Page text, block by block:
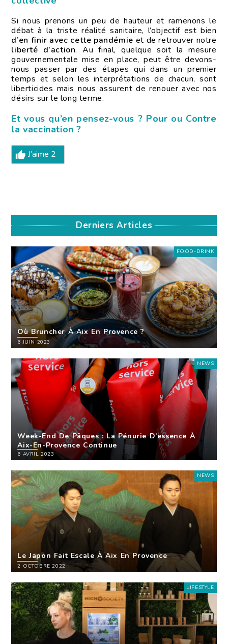
Si nous prenons un peu de hauteur et ramenons le
débat à la triste réalité sanitaire, l’objectif est bien
d’en finir avec cette pandémie et de retrouver notre
liberté d’action. Au final, quelque soit la mesure
gouvernementale mise en place, peut être devons-
nous passer par des étapes qui dans un premier
temps et selon les interprétations de chacun, sont
liberticides mais nous assurent de renouer avec nos
désirs sur le long terme.
Et vous qu’en pensez-vous ? Pour ou Contre
la vaccination ?
J’aime 2
Derniers Articles
FOOD-DRINK
Où Bruncher À Aix En Provence ?
6 JUIN 2023
NEWS
Week-End De Pâques : La Pénurie D’essence À
Aix-En-Provence Continue
6 AVRIL 2023
NEWS
Le Japon Fait Escale À Aix En Provence
2 OCTOBRE 2022
LIFESTYLE